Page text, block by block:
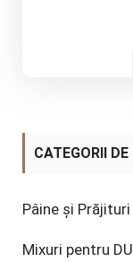
CATEGORII
Pâine și
Mixuri pentru